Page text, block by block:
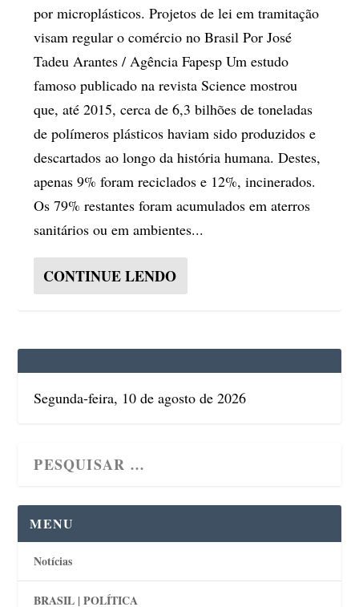
por microplásticos. Projetos de lei em tramitação
visam regular o comércio no Brasil Por José
Tadeu Arantes / Agência Fapesp Um estudo
famoso publicado na revista Science mostrou
que, até 2015, cerca de 6,3 bilhões de toneladas
de polímeros plásticos haviam sido produzidos e
descartados ao longo da história humana. Destes,
apenas 9% foram reciclados e 12%, incinerados.
Os 79% restantes foram acumulados em aterros
sanitários ou em ambientes...
CONTINUE LENDO
Segunda-feira, 10 de agosto de 2026
MENU
Notícias
BRASIL | POLÍTICA